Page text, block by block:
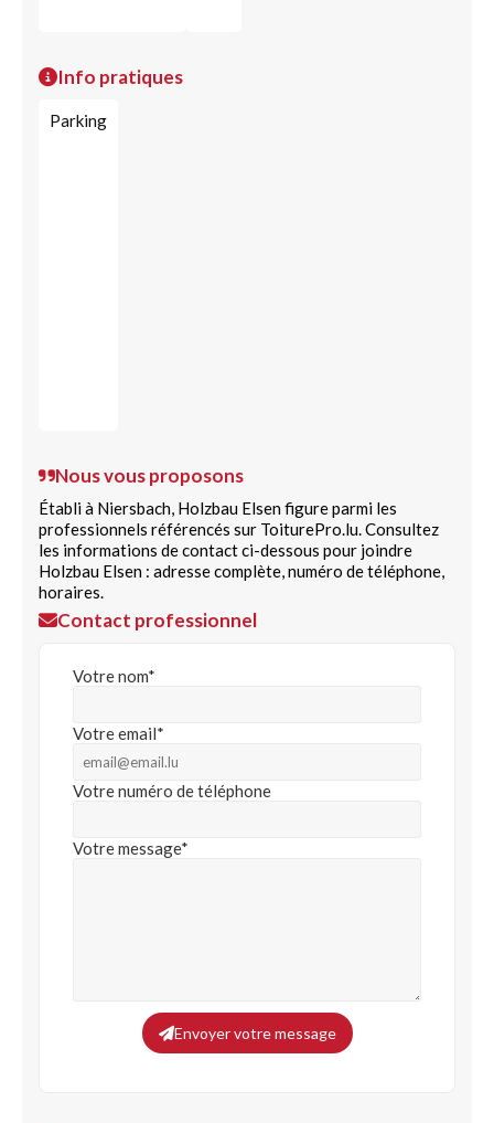
Info pratiques
Parking
Nous vous proposons
Établi à Niersbach, Holzbau Elsen figure parmi les
professionnels référencés sur ToiturePro.lu. Consultez
les informations de contact ci-dessous pour joindre
Holzbau Elsen : adresse complète, numéro de téléphone,
horaires.
Contact professionnel
Votre nom*
Votre email*
Votre numéro de téléphone
Votre message*
Envoyer votre message